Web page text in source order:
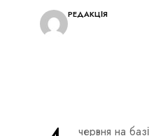
РЕДАКЦІЯ
червня на